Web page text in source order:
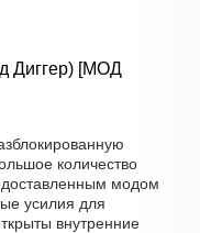
Диггер) [МОД
количество
модом
усилия для
внутренние